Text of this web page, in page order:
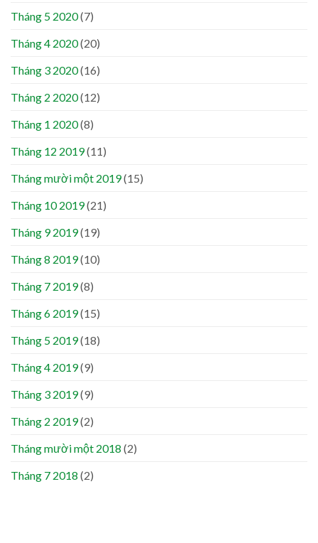
Tháng 5 2020(7)
Tháng 4 2020(20)
Tháng 3 2020(16)
Tháng 2 2020(12)
Tháng 1 2020(8)
Tháng 12 2019(11)
Tháng mười một 2019(15)
Tháng 10 2019(21)
Tháng 9 2019(19)
Tháng 8 2019(10)
Tháng 7 2019(8)
Tháng 6 2019(15)
Tháng 5 2019(18)
Tháng 4 2019(9)
Tháng 3 2019(9)
Tháng 2 2019(2)
Tháng mười một 2018 (2)
Tháng 7 2018 (2)